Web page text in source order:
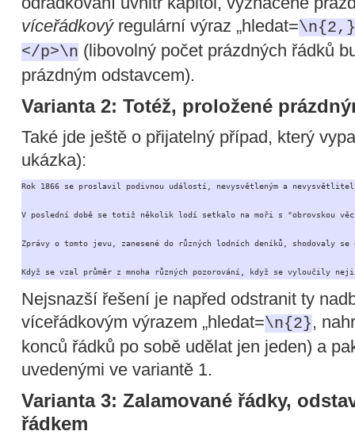
víceřádkovýregulární výraz „hledat=\n{2,}
</p>\n (libovolný počet prázdných řádků
prázdným odstavcem).
Varianta 2: Totéž, proložené
Také jde ještě o přijatelný případ, který
ukázka):
Rok 1866 se proslavil podivnou událostí, nevysvětleným a
V poslední době se totiž několik lodí setkalo na moři s "obrovskou
Zprávy o tomto jevu, zanesené do různých lodních deníků,
Když se vzal průměr z mnoha různých pozorování, když se vyloučily
Nejsnazší řešení je napřed odstranit ty
víceřádkovým výrazem „hledat=\n{2},
konců řádků po sobě udělat jen jeden) a
uvedenými ve variantě 1.
Varianta 3: Zalamované řádky,
řádkem